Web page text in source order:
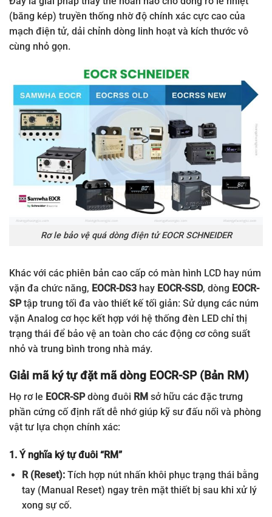
(băng kép) truyền thống nhờ độ chính xác cực cao của
mạch điện tử, dải chỉnh dòng linh hoạt và kích thước vô
cùng nhỏ gọn.
Rơ le bảo vệ quá dòng điện tử EOCR SCHNEIDER
Khác với các phiên bản cao cấp có màn hình LCD hay núm
vặn đa chức năng, EOCR-DS3 hay EOCR-SSD, dòng EOCR-
SPtập trung tối đa vào thiết kế tối giản: Sử dụng các núm
vặn Analog cơ học kết hợp với hệ thống đèn LED chỉ thị
trạng thái để bảo vệ an toàn cho các động cơ công suất
nhỏ và trung bình trong nhà máy.
Giải mã ký tự đặt mã dòng EOCR-SP (Bản RM)
Họ rơ le EOCR-SPdòng đuôi RM sở hữu các đặc trưng
phần cứng cố định rất dễ nhớ giúp kỹ sư đấu nối và phòng
vật tư lựa chọn chính xác:
1. Ý nghĩa ký tự đuôi “RM”
R (Reset):Tích hợp nút nhấn khôi phục trạng thái bằng
tay (Manual Reset) ngay trên mặt thiết bị sau khi xử lý
xong sự cố.